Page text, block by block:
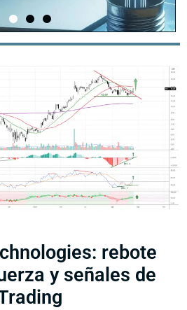
rebote
y señales de